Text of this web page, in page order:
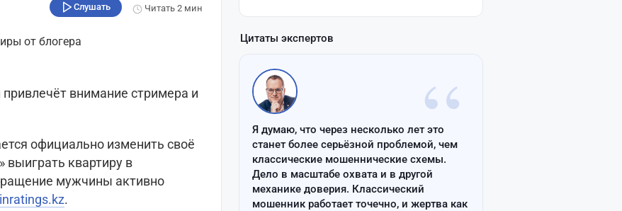
Слушать Читать2 мин
внимание стримера и
официально изменить своё
квартиру в
мужчины активно
.
Цитаты экспертов
“
Я думаю, что через несколько лет это
станет более серьёзной проблемой, чем
классические мошеннические схемы.
Дело в масштабе охвата и в другой
механике доверия. Классический
мошенник работает точечно, и жертва как